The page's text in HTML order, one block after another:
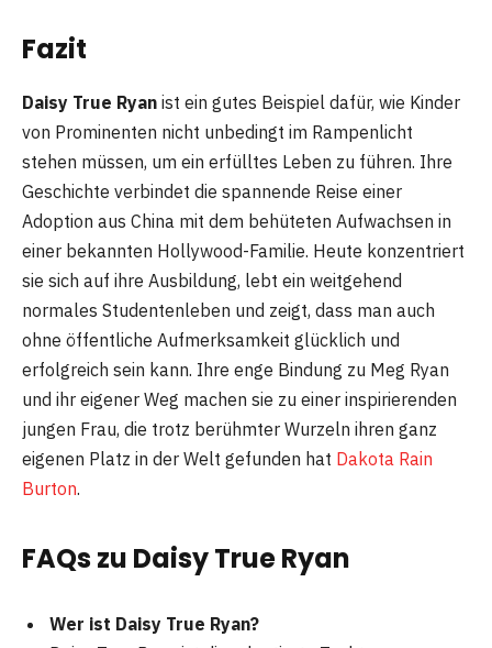
Fazit
Daisy True Ryan ist ein gutes Beispiel dafür, wie Kinder
von Prominenten nicht unbedingt im Rampenlicht
stehen müssen, um ein erfülltes Leben zu führen. Ihre
Geschichte verbindet die spannende Reise einer
Adoption aus China mit dem behüteten Aufwachsen in
einer bekannten Hollywood-Familie. Heute konzentriert
sie sich auf ihre Ausbildung, lebt ein weitgehend
normales Studentenleben und zeigt, dass man auch
ohne öffentliche Aufmerksamkeit glücklich und
erfolgreich sein kann. Ihre enge Bindung zu Meg Ryan
und ihr eigener Weg machen sie zu einer inspirierenden
jungen Frau, die trotz berühmter Wurzeln ihren ganz
eigenen Platz in der Welt gefunden hat Dakota Rain
Burton.
FAQs zu Daisy True Ryan
Wer ist Daisy True Ryan?